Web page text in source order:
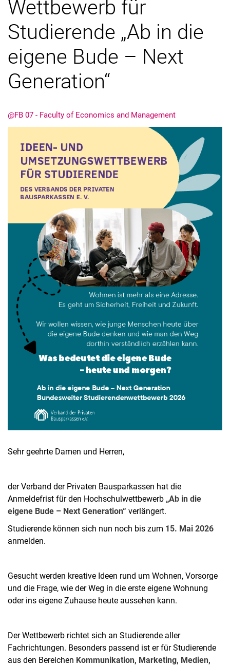
Wettbewerb für
Studierende „Ab in die
eigene Bude – Next
Generation“
@FB 07 - Faculty of Economics and Management
Sehr geehrte Damen und Herren,
der Verband der Privaten Bausparkassen hat die
Anmeldefrist für den Hochschulwettbewerb „Ab in die
eigene Bude – Next Generation“ verlängert.
Studierende können sich nun noch bis zum 15. Mai 2026
anmelden.
Gesucht werden kreative Ideen rund um Wohnen, Vorsorge
und die Frage, wie der Weg in die erste eigene Wohnung
oder ins eigene Zuhause heute aussehen kann.
Der Wettbewerb richtet sich an Studierende aller
Fachrichtungen. Besonders passend ist er für Studierende
aus den Bereichen Kommunikation, Marketing, Medien,